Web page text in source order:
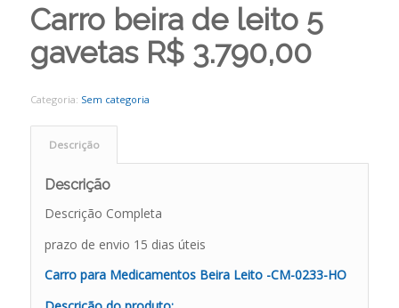
Carro beira de leito 5
gavetas R$ 3.790,00
Categoria: Sem categoria
Descrição
Descrição
Descrição Completa
prazo de envio 15 dias úteis
Carro para Medicamentos Beira Leito -CM-0233-HO